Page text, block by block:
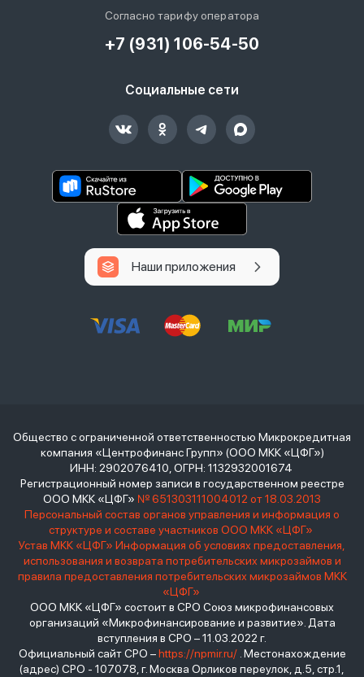
Согласно тарифу оператора
+7 (931) 106-54-50
Социальные сети
Наши приложения
Общество с ограниченной ответственностью Микрокредитная
компания «Центрофинанс Групп» (ООО МКК «ЦФГ»)
ИНН: 2902076410, ОГРН: 1132932001674
Регистрационный номер записи в государственном реестре
ООО МКК «ЦФГ» № 651303111004012 от 18.03.2013
Персональный состав органов управления и информация о
структуре и составе участников ООО МКК «ЦФГ»
Устав МКК «ЦФГ» Информация об условиях предоставления,
использования и возврата потребительских микрозаймов и
правила предоставления потребительских микрозаймов МКК
«ЦФГ»
ООО МКК «ЦФГ» состоит в СРО Союз микрофинансовых
организаций «Микрофинансирование и развитие». Дата
вступления в СРО – 11.03.2022 г.
Официальный сайт СРО –https://npmir.ru/. Местонахождение
(адрес) СРО - 107078, г. Москва Орликов переулок, д.5, стр.1,